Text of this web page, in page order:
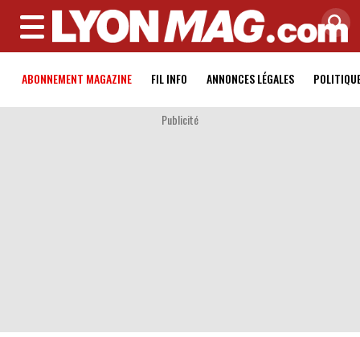
MENU
ABONNEMENT MAGAZINE FIL INFO ANNONCES LÉGALES
Publicité